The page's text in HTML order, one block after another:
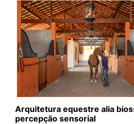
Arquitetura equestre alia
percepção sensorial